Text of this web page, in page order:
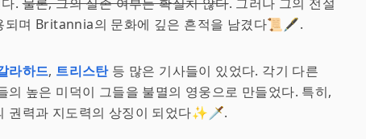
되며 Britannia의 문화에 깊은 흔적을 남겼다📜🖋️.
라하드, 트리스탄등 많은 기사들이 있었다. 각기 다른
의 높은 미덕이 그들을 불멸의 영웅으로 만들었다. 특히,
권력과 지도력의 상징이 되었다✨🗡️.